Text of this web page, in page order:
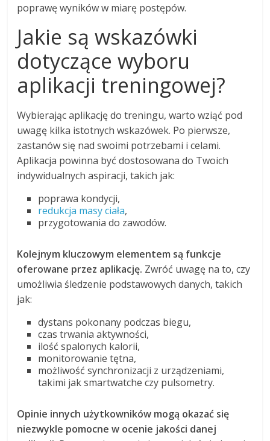
poprawę wyników w miarę postępów.
Jakie są wskazówki
dotyczące wyboru
aplikacji treningowej?
Wybierając aplikację do treningu, warto wziąć pod
uwagę kilka istotnych wskazówek. Po pierwsze,
zastanów się nad swoimi potrzebami i celami.
Aplikacja powinna być dostosowana do Twoich
indywidualnych aspiracji, takich jak:
poprawa kondycji,
redukcja masy ciała,
przygotowania do zawodów.
Kolejnym kluczowym elementem są funkcje
oferowane przez aplikację. Zwróć uwagę na to, czy
umożliwia śledzenie podstawowych danych, takich
jak:
dystans pokonany podczas biegu,
czas trwania aktywności,
ilość spalonych kalorii,
monitorowanie tętna,
możliwość synchronizacji z urządzeniami,
takimi jak smartwatche czy pulsometry.
Opinie innych użytkowników mogą okazać się
niezwykle pomocne w ocenie jakości danej